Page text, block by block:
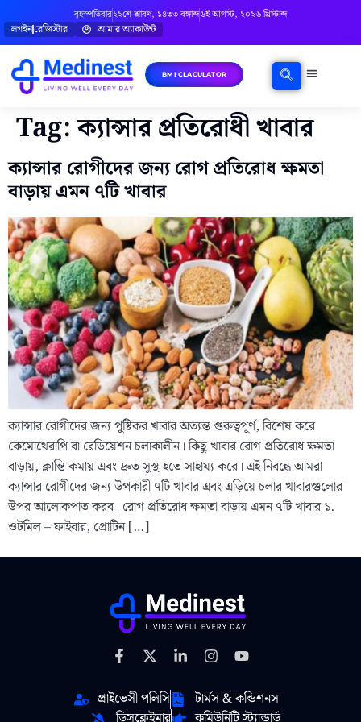
বৃহস্পতিবার২২শে শ্রাবণ, ১৪৩৩ বঙ্গাব্দ৬ই আগস্ট, ২০২৬ খ্রিস্টাব্দ
লগইনরেজিস্টার আমার অ্যাকাউন্ট
BMI CLACULATOR
Tag:ক্যান্সার প্রতিরোধী খাবার
ক্যান্সার রোগীদের জন্য রোগ প্রতিরোধ ক্ষমতা
বাড়ায় এমন ৭টি খাবার
ক্যান্সার রোগীদের জন্য পুষ্টিকর খাবার অত্যন্ত গুরুত্বপূর্ণ, বিশেষ করে
কেমোথেরাপি বা রেডিয়েশন চলাকালীন। কিছু খাবার রোগ প্রতিরোধ ক্ষমতা
বাড়ায়, ক্লান্তি কমায় এবং দ্রুত সুস্থ হতে সাহায্য করে। এই নিবন্ধে আমরা
ক্যান্সার রোগীদের জন্য উপকারী ৭টি খাবার এবং এড়িয়ে চলার খাবারগুলোর
উপর আলোকপাত করব। রোগ প্রতিরোধ ক্ষমতা বাড়ায় এমন ৭টি খাবার ১.
ওটমিল – ফাইবার, প্রোটিন […]
প্রাইভেসী পলিসি
টার্মস & কন্ডিশনস